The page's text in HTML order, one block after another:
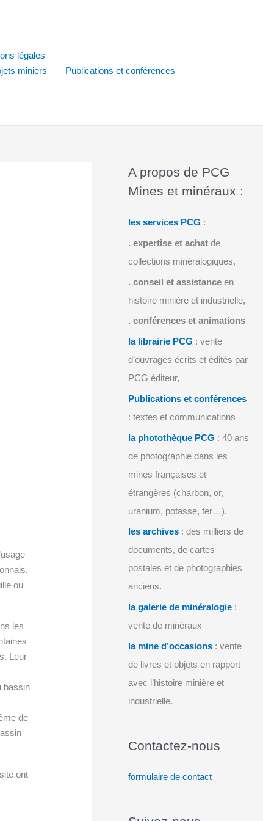
légales
miniers
Publications et conférences
ou
les
Leur
bassin
de
ont
A propos de PCG
Mines et minéraux :
les services PCG :
. expertise et achat de
collections minéralogiques,
. conseil et assistance en
histoire minière et industrielle,
. conférences et animations
la librairie PCG : vente
d’ouvrages écrits et édités par
PCG éditeur,
Publications et conférences
: textes et communications
la photothèque PCG : 40 ans
de photographie dans les
mines françaises et
étrangères (charbon, or,
uranium, potasse, fer…).
les archives : des milliers de
documents, de cartes
postales et de photographies
anciens.
la galerie de minéralogie :
vente de minéraux
la mine d’occasions : vente
de livres et objets en rapport
avec l’histoire minière et
industrielle.
Contactez-nous
formulaire de contact